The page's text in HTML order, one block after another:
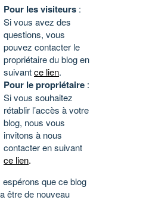
Pour les visiteurs :
Si vous avez des
questions, vous
pouvez contacter le
propriétaire du blog en
suivantce lien.
Pour le propriétaire :
Si vous souhaitez
rétablir l’accès à votre
blog, nous vous
invitons à nous
contacter en suivant
ce lien.
espérons que ce blog
être de nouveau